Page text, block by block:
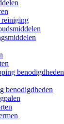
reiniging
benodigdheden
benodigdheden